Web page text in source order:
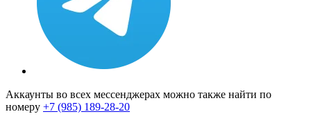
Аккаунты во всех мессенджерах можно также найти по
номеру +7 (985) 189-28-20